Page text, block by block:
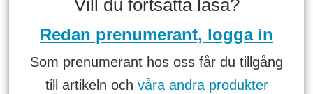
Vill du fortsätta läsa?
Redan prenumerant, logga in
Som prenumerant hos oss får du tillgång
till artikeln och våra andra produkter